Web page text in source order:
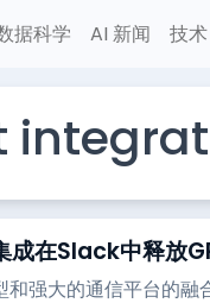
据科学 AI 新闻 技术
在Slack中释放
强大的通信平台的融